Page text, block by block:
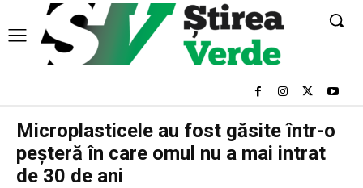
Microplasticele au fost găsite într-o
peșteră în care omul nu a mai intrat
de 30 de ani